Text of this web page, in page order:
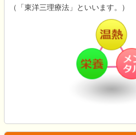
（「東洋三理療法」といいます。）